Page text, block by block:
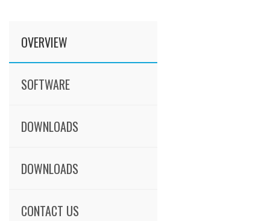
OVERVIEW
SOFTWARE
DOWNLOADS
DOWNLOADS
CONTACT US